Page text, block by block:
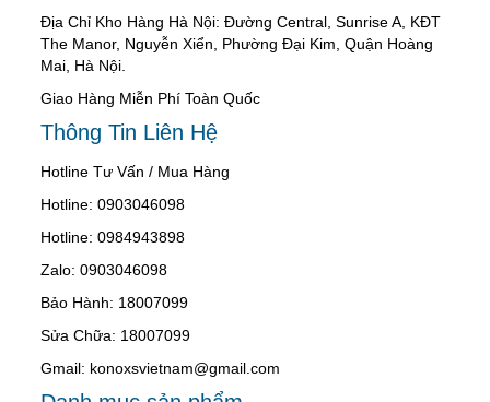
Địa Chỉ Kho Hàng Hà Nội: Đường Central, Sunrise A, KĐT
The Manor, Nguyễn Xiển, Phường Đại Kim, Quận Hoàng
Mai, Hà Nội.
Giao Hàng Miễn Phí Toàn Quốc
Thông Tin Liên Hệ
Hotline Tư Vấn / Mua Hàng
Hotline: 0903046098
Hotline: 0984943898
Zalo: 0903046098
Bảo Hành: 18007099
Sửa Chữa: 18007099
Gmail: konoxsvietnam@gmail.com